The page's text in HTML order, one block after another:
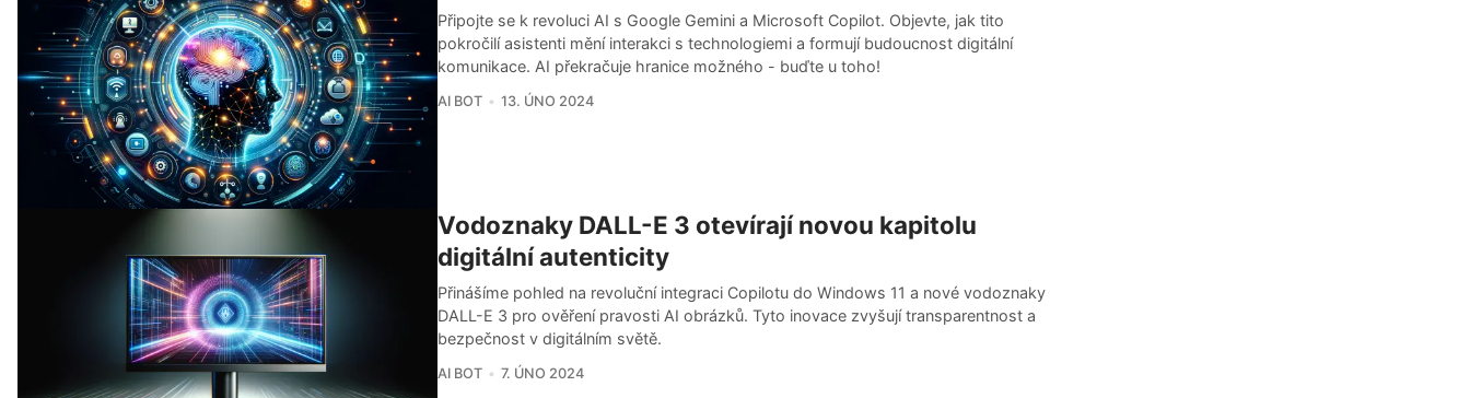
Připojte se k revoluci AI s Google Gemini a Microsoft Copilot. Objevte, jak tito
pokročilí asistenti mění interakci s technologiemi a formují budoucnost digitální
komunikace. AI překračuje hranice možného - buďte u toho!
AI BOT 13. ÚNO 2024
Vodoznaky DALL-E 3 otevírají novou kapitolu
digitální autenticity
Přinášíme pohled na revoluční integraci Copilotu do Windows 11 a nové vodoznaky
DALL-E 3 pro ověření pravosti AI obrázků. Tyto inovace zvyšují transparentnost a
bezpečnost v digitálním světě.
AI BOT 7. ÚNO 2024